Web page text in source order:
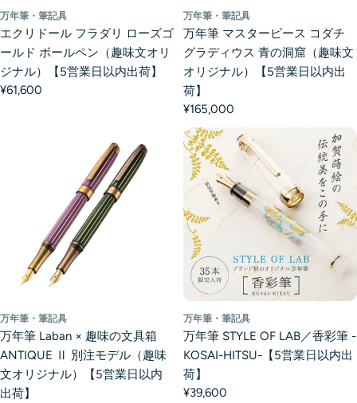
万年筆・筆記具
エクリドール フラダリ ローズゴ
ールド ボールペン（趣味文オリ
ジナル）【5営業日以内出荷】
¥61,600
万年筆・筆記具
万年筆 マスターピース コダチ
グラディウス 青の洞窟（趣味文
オリジナル）【5営業日以内出
荷】
¥165,000
万年筆・筆記具
万年筆 Laban × 趣味の文具箱
ANTIQUE Ⅱ 別注モデル（趣味
文オリジナル）【5営業日以内
出荷】
万年筆・筆記具
万年筆 STYLE OF LAB／香彩筆 -
KOSAI-HITSU-【5営業日以内出
荷】
¥39,600